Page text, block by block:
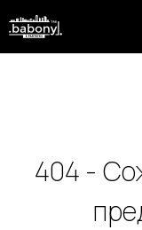
404 -